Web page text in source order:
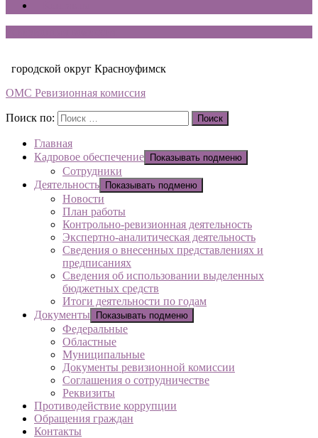
городской округ Красноуфимск
ОМС Ревизионная комиссия
Поиск по: Поиск
Главная
Кадровое обеспечение
Показывать подменю
Сотрудники
Деятельность
Показывать подменю
Новости
План работы
Контрольно-ревизионная деятельность
Экспертно-аналитическая деятельность
Сведения о внесенных представлениях и
предписаниях
Сведения об использовании выделенных
бюджетных средств
Итоги деятельности по годам
Документы
Показывать подменю
Федеральные
Областные
Муниципальные
Документы ревизионной комиссии
Соглашения о сотрудничестве
Реквизиты
Противодействие коррупции
Обращения граждан
Контакты